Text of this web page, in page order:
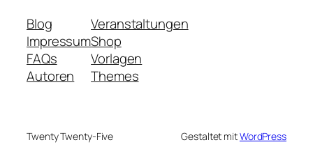
Blog
Impressum
FAQs
Autoren
Veranstaltungen
Shop
Vorlagen
Themes
Twenty Twenty-Five Gestaltet mitWordPress